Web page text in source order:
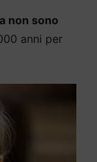
non sono
anni per